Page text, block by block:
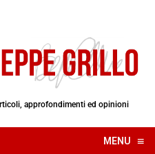
approfondimenti ed opinioni
MENU ≡
☰